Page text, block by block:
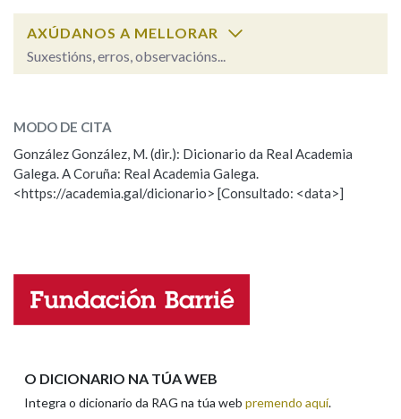
Nas definicións
Na fraseoloxía
LIMPAR BUSCA
AXÚDANOS A MELLORAR
Suxestións, erros, observacións...
ESCOLLE UNHA OPCIÓN:
Observación Hai un erro na palabra
Propoño mellorar a definición
Nome
MODO DE CITA
González González, M. (dir.): Dicionario da Real Academia
Galega. A Coruña: Real Academia Galega.
<https://academia.gal/dicionario> [Consultado: <data>]
O DICIONARIO NA TÚA WEB
Integra o dicionario da RAG na túa web premendo aquí.